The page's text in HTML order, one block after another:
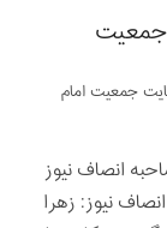
جمعیت امام
انصاف نیوز
نیوز: زهرا